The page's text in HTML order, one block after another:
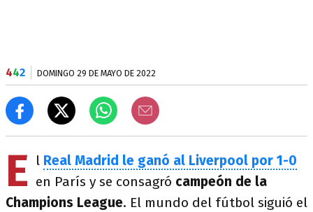
442 DOMINGO 29 DE MAYO DE 2022
E l Real Madrid le ganó al Liverpool por 1-0
en París y se consagró campeón de la
Champions League. El mundo del fútbol siguió el